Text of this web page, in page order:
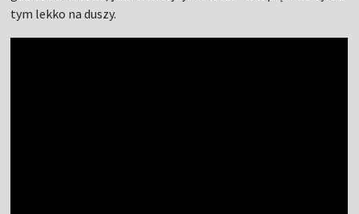
tym lekko na duszy.